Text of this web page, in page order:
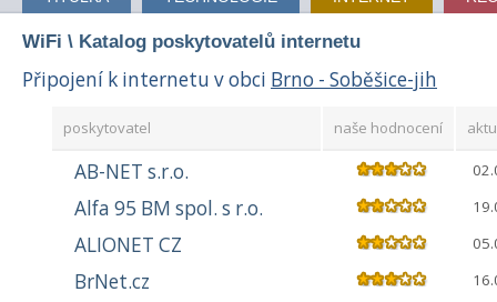
WiFi \ Katalog poskytovatelů internetu
Připojení k internetu v obci Brno - Soběšice-jih
poskytovatel naše hodnocení
AB-NET s.r.o.
Alfa 95 BM spol. s r.o.
ALIONET CZ
BrNet.cz